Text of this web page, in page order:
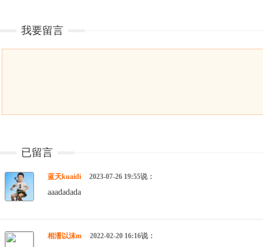
我要留言
已留言
蓝天kuaidi 2023-07-26 19:55说：
aaadadada
相濡以沫m 2022-02-20 16:16说：